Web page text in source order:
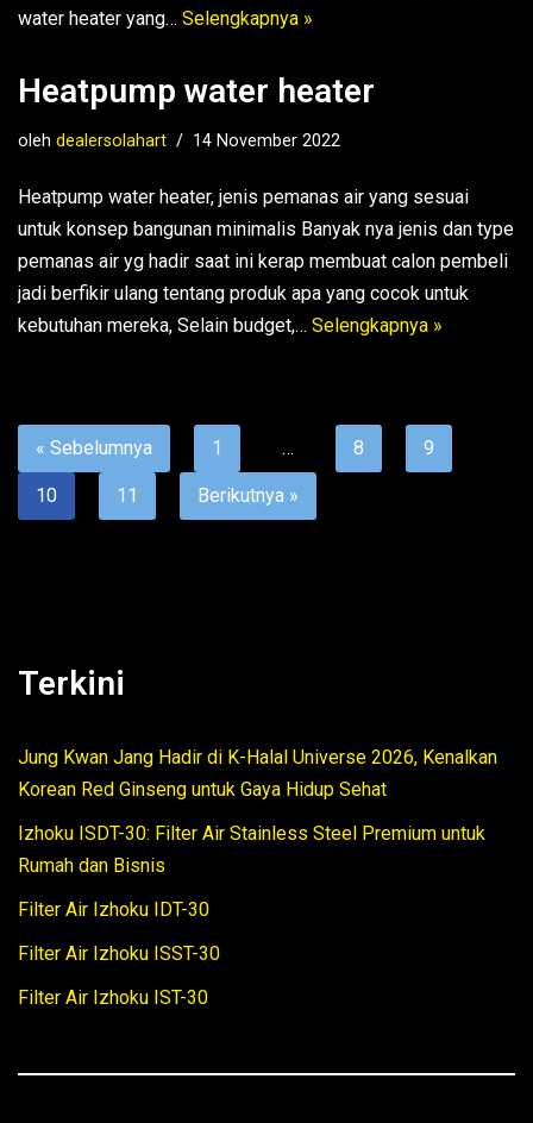
water heater yang… Selengkapnya »
Heatpump water heater
oleh dealersolahart 14 November 2022
Heatpump water heater, jenis pemanas air yang sesuai
untuk konsep bangunan minimalis Banyak nya jenis dan type
pemanas air yg hadir saat ini kerap membuat calon pembeli
jadi berfikir ulang tentang produk apa yang cocok untuk
kebutuhan mereka, Selain budget,… Selengkapnya »
« Sebelumnya 1 … 8 9
10 11 Berikutnya »
Terkini
Jung Kwan Jang Hadir di K-Halal Universe 2026, Kenalkan
Korean Red Ginseng untuk Gaya Hidup Sehat
Izhoku ISDT-30: Filter Air Stainless Steel Premium untuk
Rumah dan Bisnis
Filter Air Izhoku IDT-30
Filter Air Izhoku ISST-30
Filter Air Izhoku IST-30